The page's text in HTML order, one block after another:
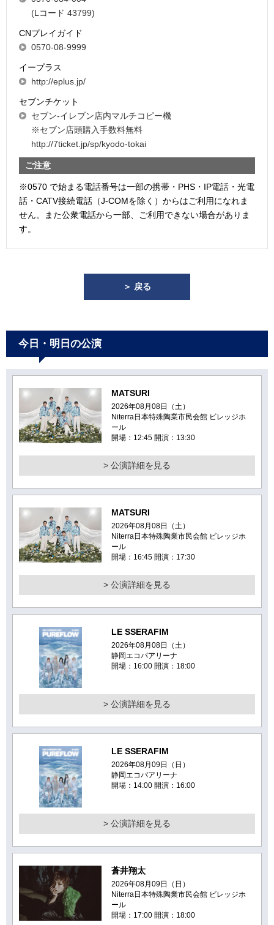
(Lコード 43799)
CNプレイガイド
0570-08-9999
イープラス
http://eplus.jp/
セブンチケット
セブン-イレブン店内マルチコピー機
※セブン店頭購入手数料無料
http://7ticket.jp/sp/kyodo-tokai
ご注意
※0570 で始まる電話番号は一部の携帯・PHS・IP電話・光電
話・CATV接続電話（J-COMを除く）からはご利用になれま
せん。また公衆電話から一部、ご利用できない場合がありま
す。
＞ 戻る
今日・明日の公演
MATSURI
2026年08月08日（土）
Niterra日本特殊陶業市民会館 ビレッジホ
ール
開場：12:45 開演：13:30
> 公演詳細を見る
MATSURI
2026年08月08日（土）
Niterra日本特殊陶業市民会館 ビレッジホ
ール
開場：16:45 開演：17:30
> 公演詳細を見る
LE SSERAFIM
2026年08月08日（土）
静岡エコパアリーナ
開場：16:00 開演：18:00
> 公演詳細を見る
LE SSERAFIM
2026年08月09日（日）
静岡エコパアリーナ
開場：14:00 開演：16:00
> 公演詳細を見る
蒼井翔太
2026年08月09日（日）
Niterra日本特殊陶業市民会館 ビレッジホ
ール
開場：17:00 開演：18:00